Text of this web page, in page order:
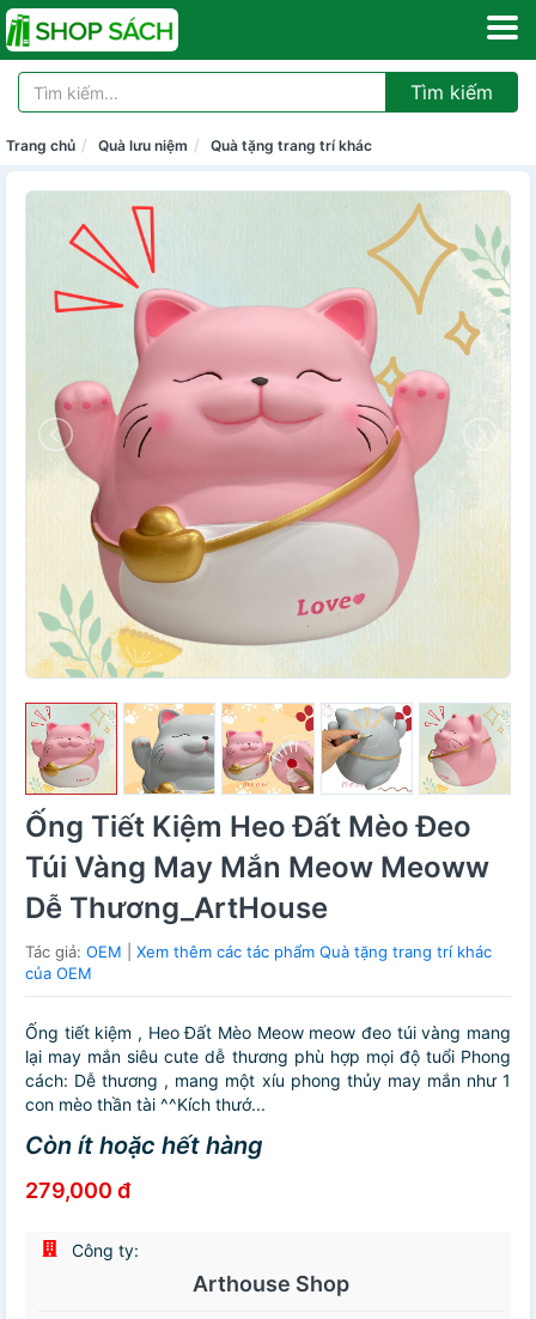
Tìm kiếm
Trang chủ Quà lưu niệm Quà tặng trang trí khác
Ống Tiết Kiệm Heo Đất Mèo Đeo
Túi Vàng May Mắn Meow Meoww
Dễ Thương_ArtHouse
Tác giả: OEM
Xem thêm các tác phẩm Quà tặng trang trí khác
của OEM
Ống tiết kiệm , Heo Đất Mèo Meow meow đeo túi vàng mang
lại may mắn siêu cute dễ thương phù hợp mọi độ tuổi Phong
cách: Dễ thương , mang một xíu phong thủy may mắn như 1
con mèo thần tài ^^Kích thướ...
Còn ít hoặc hết hàng
279,000 đ
Công ty:
Arthouse Shop